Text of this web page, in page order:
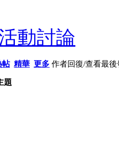
動討論
帖 精華 更多 作者回復/查看最後
題